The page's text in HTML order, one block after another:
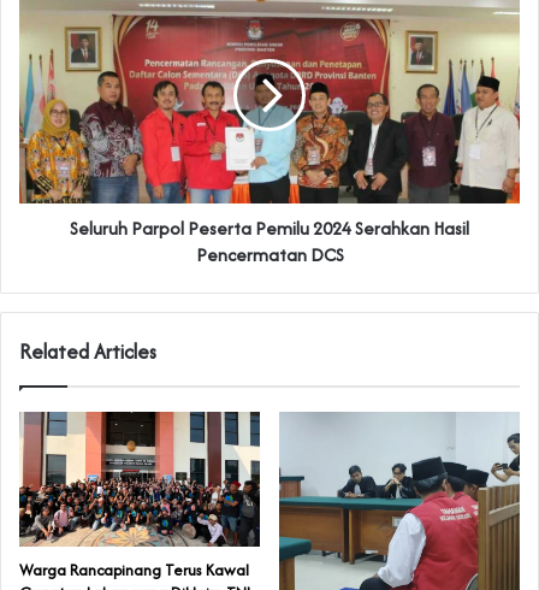
Seluruh Parpol Peserta Pemilu 2024 Serahkan Hasil
Pencermatan DCS
Related Articles
‎Warga Rancapinang Terus Kawal